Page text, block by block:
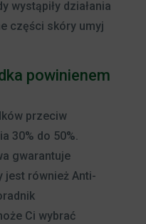
wystąpiły działania
części skóry umyj
powinienem
przeciw
30% do 50%.
gwarantuje
jest również Anti-
Ci wybrać